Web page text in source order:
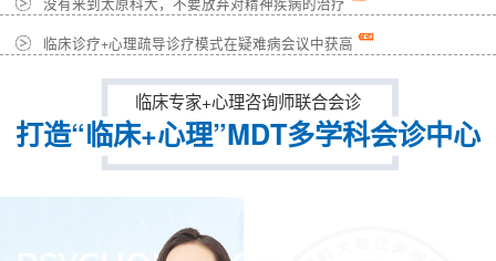
临床诊疗+心理疏导诊疗模式在疑难病会议中获高
临床专家+心理咨询师联合会诊
打造“临床+心理”MDT多学科会诊中心